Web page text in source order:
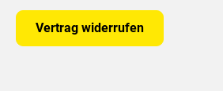
Vertrag widerrufen